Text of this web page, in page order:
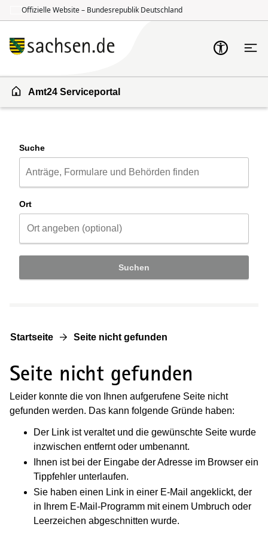
Offizielle Website – Bundesrepublik Deutschland
Amt24 Serviceportal
Suche
Ort
Suchen
Startseite Seite nicht gefunden
Seite nicht gefunden
Leider konnte die von Ihnen aufgerufene Seite nicht
gefunden werden. Das kann folgende Gründe haben:
Der Link ist veraltet und die gewünschte Seite wurde
inzwischen entfernt oder umbenannt.
Ihnen ist bei der Eingabe der Adresse im Browser ein
Tippfehler unterlaufen.
Sie haben einen Link in einer E-Mail angeklickt, der
in Ihrem E-Mail-Programm mit einem Umbruch oder
Leerzeichen abgeschnitten wurde.